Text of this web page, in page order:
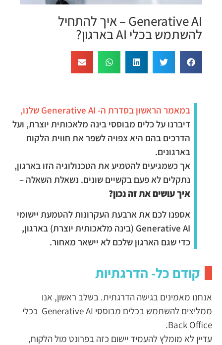
Generative AI – איך להתחיל
להשתמש בכלי AI בארגון?
במאמר הראשון בסדרת ה- Generative AI שלנו,
דיברנו על כלים מבוססי בינה מלאכותית יוצרת, ועל
הדרכים בהם היא צפויה לשפר את חווית הלקוח
בארגונים.
אך כשמגיעים להטמיע את הטכנולוגיה הזו בארגון,
נתקלים לא פעם בקשיים שונים. נשאלת השאלה –
איך עושים את זה נכון?
אספנו לכם את ארבעת העקרונות להטמעת יישומי
Generative AI (בינה מלאכותית יוצרת) בארגון,
כדי שגם הארגון שלכם לא יישאר מאחור.
קודם כל- הדרגתיות
אנחנו מאמינים בגישה הדרגתית. בשלב ראשון, אנו
ממליצים להשתמש בכלים מבוססי Generative AI ככלי
Back Office.
עדיין לא מומלץ להעמיד יישום כזה בפרונט מול הלקוח,